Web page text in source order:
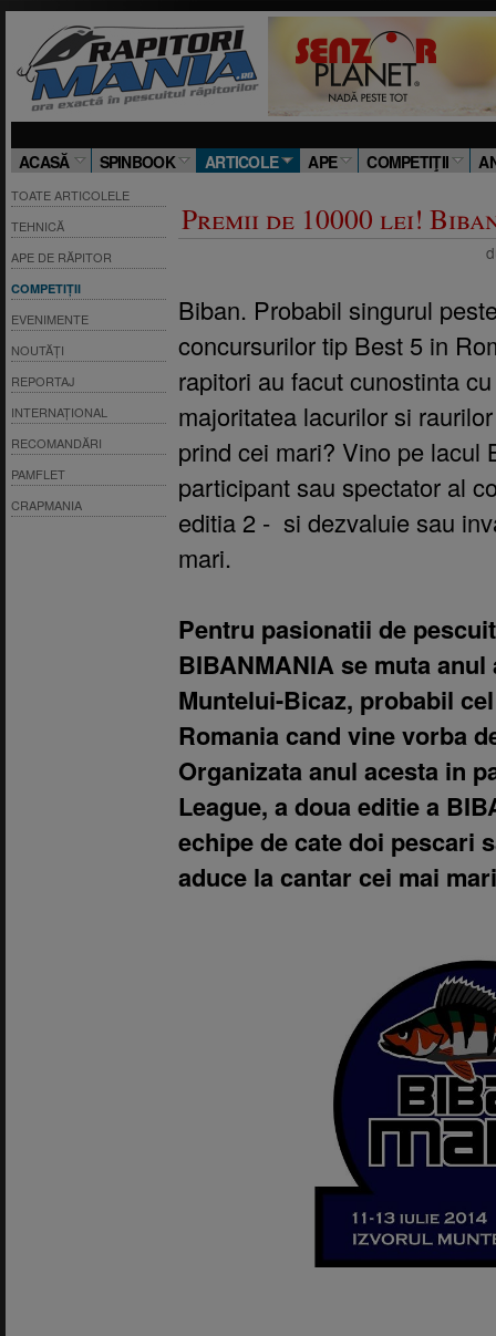
ACASĂ SPINBOOK ARTICOLE APE COMPETIŢII
TOATE ARTICOLELE
TEHNICĂ
APE DE RĂPITOR
COMPETIȚII
EVENIMENTE
NOUTĂȚI
REPORTAJ
INTERNAȚIONAL
RECOMANDĂRI
PAMFLET
CRAPMANIA
Premii de 10000 lei!
Biban. Probabil singurul
concursurilor tip Best 5 in
rapitori au facut cunostinta
majoritatea lacurilor si
prind cei mari? Vino pe lacul
participant sau spectator al
editia 2 - si dezvaluie sau
mari.
Pentru pasionatii de
BIBANMANIA se muta
Muntelui-Bicaz, probabil
Romania cand vine vorba
Organizata anul acesta in
League, a doua editie a
echipe de cate doi pescari
aduce la cantar cei mai